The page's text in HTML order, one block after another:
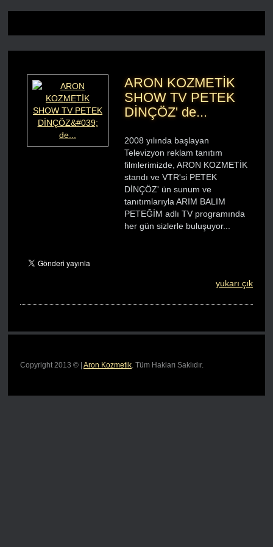
ARON KOZMETİK
SHOW TV PETEK
DİNÇÖZ' de...
2008 yılında başlayan
Televizyon reklam tanıtım
filmlerimizde, ARON KOZMETİK
standı ve VTR'si PETEK
DİNÇÖZ' ün sunum ve
tanıtımlarıyla ARIM BALIM
PETEĞİM adlı TV programında
her gün sizlerle buluşuyor...
yukarı çık
Copyright 2013 © | Aron Kozmetik. Tüm Hakları Saklıdır.